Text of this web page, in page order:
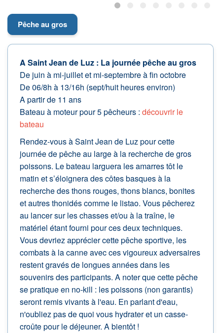
Pêche au gros
A Saint Jean de Luz : La journée pêche au gros
De juin à mi-juillet et mi-septembre à fin octobre
De 06/8h à 13/16h (sept/huit heures environ)
A partir de 11 ans
Bateau à moteur pour 5 pêcheurs : découvrir le
bateau
Rendez-vous à Saint Jean de Luz pour cette
journée de pêche au large à la recherche de gros
poissons. Le bateau larguera les amarres tôt le
matin et s’éloignera des côtes basques à la
recherche des thons rouges, thons blancs, bonites
et autres thonidés comme le listao. Vous pêcherez
au lancer sur les chasses et/ou à la traîne, le
matériel étant fourni pour ces deux techniques.
Vous devriez apprécier cette pêche sportive, les
combats à la canne avec ces vigoureux adversaires
restent gravés de longues années dans les
souvenirs des participants. A noter que cette pêche
se pratique en no-kill : les poissons (non garantis)
seront remis vivants à l'eau. En parlant d'eau,
n'oubliez pas de quoi vous hydrater et un casse-
croûte pour le déjeuner. A bientôt !